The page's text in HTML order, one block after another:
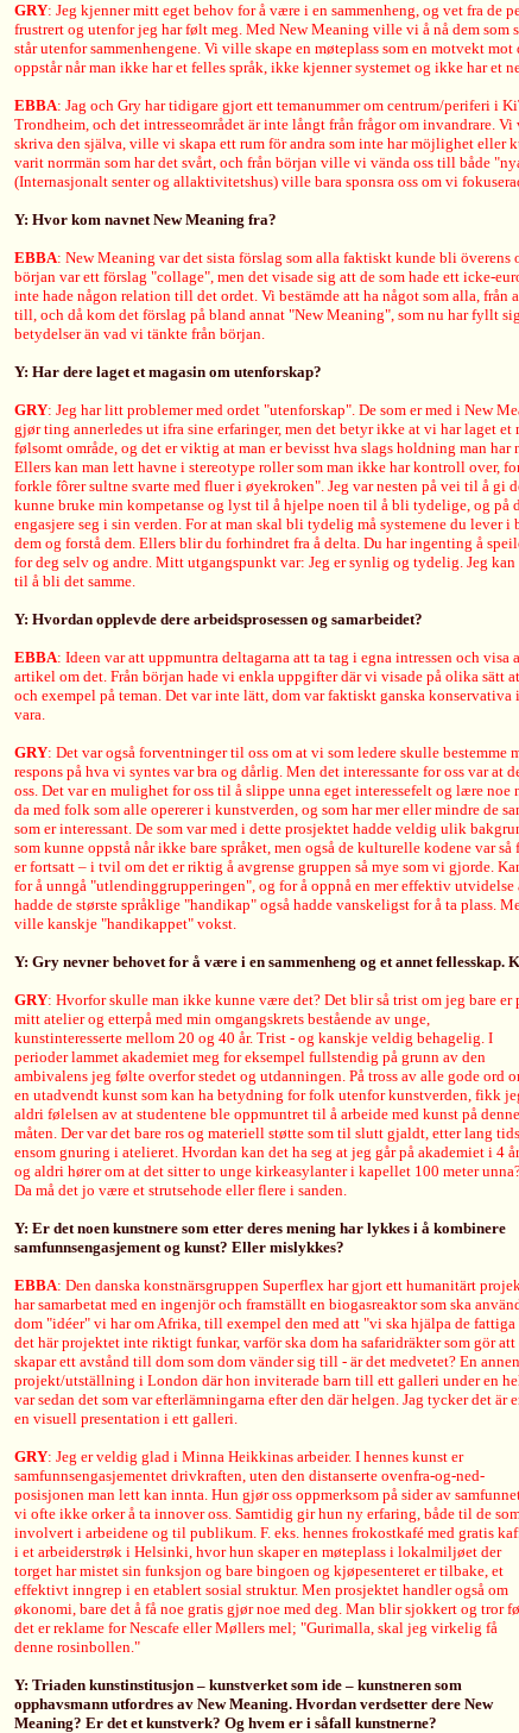
GRY: Jeg kjenner mitt eget behov for å være i en sammenheng, og vet fra de
frustrert og utenfor jeg har følt meg. Med New Meaning ville vi å nå dem
står utenfor sammenhengene. Vi ville skape en møteplass som en motvekt
oppstår når man ikke har et felles språk, ikke kjenner systemet og ikke har et
EBBA: Jag och Gry har tidigare gjort ett temanummer om centrum/periferi i
Trondheim, och det intresseområdet är inte långt från frågor om invandrare.
skriva den själva, ville vi skapa ett rum för andra som inte har möjlighet eller
varit norrmän som har det svårt, och från början ville vi vända oss till både
(Internasjonalt senter og allaktivitetshus) ville bara sponsra oss om vi
Y: Hvor kom navnet New Meaning fra?
EBBA: New Meaning var det sista förslag som alla faktiskt kunde bli överens
början var ett förslag "collage", men det visade sig att de som hade ett icke-
inte hade någon relation till det ordet. Vi bestämde att ha något som alla,
till, och då kom det förslag på bland annat "New Meaning", som nu har fyllt
betydelser än vad vi tänkte från början.
Y: Har dere laget et magasin om utenforskap?
GRY: Jeg har litt problemer med ordet "utenforskap". De som er med i New
gjør ting annerledes ut ifra sine erfaringer, men det betyr ikke at vi har laget et
følsomt område, og det er viktig at man er bevisst hva slags holdning man har
Ellers kan man lett havne i stereotype roller som man ikke har kontroll over,
forkle fôrer sultne svarte med fluer i øyekroken". Jeg var nesten på vei til å gi
kunne bruke min kompetanse og lyst til å hjelpe noen til å bli tydelige, og på
engasjere seg i sin verden. For at man skal bli tydelig må systemene du
dem og forstå dem. Ellers blir du forhindret fra å delta. Du har ingenting å
for deg selv og andre. Mitt utgangspunkt var: Jeg er synlig og tydelig. Jeg
til å bli det samme.
Y: Hvordan opplevde dere arbeidsprosessen og samarbeidet?
EBBA: Ideen var att uppmuntra deltagarna att ta tag i egna intressen och visa
artikel om det. Från början hade vi enkla uppgifter där vi visade på olika sätt
och exempel på teman. Det var inte lätt, dom var faktiskt ganska
vara.
GRY: Det var også forventninger til oss om at vi som ledere skulle bestemme
respons på hva vi syntes var bra og dårlig. Men det interessante for oss var at
oss. Det var en mulighet for oss til å slippe unna eget interessefelt og lære
da med folk som alle opererer i kunstverden, og som har mer eller mindre de
som er interessant. De som var med i dette prosjektet hadde veldig ulik
som kunne oppstå når ikke bare språket, men også de kulturelle kodene var
er fortsatt – i tvil om det er riktig å avgrense gruppen så mye som vi gjorde.
for å unngå "utlendinggrupperingen", og for å oppnå en mer effektiv
hadde de største språklige "handikap" også hadde vanskeligst for å ta plass.
ville kanskje "handikappet" vokst.
Y: Gry nevner behovet for å være i en sammenheng og et annet fellesskap.
GRY: Hvorfor skulle man ikke kunne være det? Det blir så trist om jeg bare er
mitt atelier og etterpå med min omgangskrets bestående av unge,
kunstinteresserte mellom 20 og 40 år. Trist - og kanskje veldig behagelig. I
perioder lammet akademiet meg for eksempel fullstendig på grunn av den
ambivalens jeg følte overfor stedet og utdanningen. På tross av alle gode ord
en utadvendt kunst som kan ha betydning for folk utenfor kunstverden, fikk
aldri følelsen av at studentene ble oppmuntret til å arbeide med kunst på denne
måten. Der var det bare ros og materiell støtte som til slutt gjaldt, etter lang tids
ensom gnuring i atelieret. Hvordan kan det ha seg at jeg går på akademiet i 4 år
og aldri hører om at det sitter to unge kirkeasylanter i kapellet 100 meter
Da må det jo være et strutsehode eller flere i sanden.
Y: Er det noen kunstnere som etter deres mening har lykkes i å kombinere
samfunnsengasjement og kunst? Eller mislykkes?
EBBA: Den danska konstnärsgruppen Superflex har gjort ett humanitärt
har samarbetat med en ingenjör och framställt en biogasreaktor som ska
dom "idéer" vi har om Afrika, till exempel den med att "vi ska hjälpa de fattiga
det här projektet inte riktigt funkar, varför ska dom ha safaridräkter som gör
skapar ett avstånd till dom som dom vänder sig till - är det medvetet? En
projekt/utställning i London där hon inviterade barn till ett galleri under en
var sedan det som var efterlämningarna efter den där helgen. Jag tycker det
en visuell presentation i ett galleri.
GRY: Jeg er veldig glad i Minna Heikkinas arbeider. I hennes kunst er
samfunnsengasjementet drivkraften, uten den distanserte ovenfra-og-ned-
posisjonen man lett kan innta. Hun gjør oss oppmerksom på sider av
vi ofte ikke orker å ta innover oss. Samtidig gir hun ny erfaring, både til de
involvert i arbeidene og til publikum. F. eks. hennes frokostkafé med gratis
i et arbeiderstrøk i Helsinki, hvor hun skaper en møteplass i lokalmiljøet der
torget har mistet sin funksjon og bare bingoen og kjøpesenteret er tilbake, et
effektivt inngrep i en etablert sosial struktur. Men prosjektet handler også om
økonomi, bare det å få noe gratis gjør noe med deg. Man blir sjokkert og tror
det er reklame for Nescafe eller Møllers mel; "Gurimalla, skal jeg virkelig få
denne rosinbollen."
Y: Triaden kunstinstitusjon – kunstverket som ide – kunstneren som
opphavsmann utfordres av New Meaning. Hvordan verdsetter dere New
Meaning? Er det et kunstverk? Og hvem er i såfall kunstnerne?